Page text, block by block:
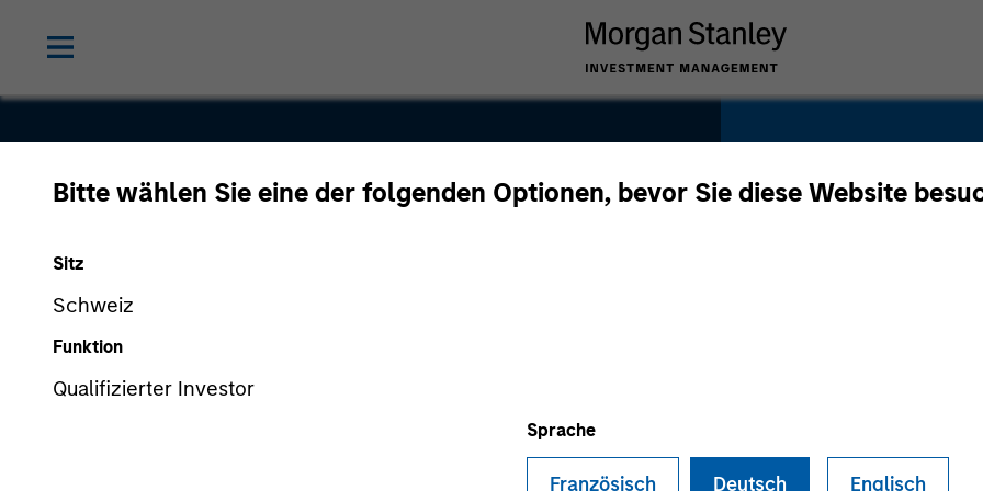
Bitte wählen Sie eine der folgenden Optionen, bevor Sie diese Website
Sitz
Schweiz
Funktion
Qualifizierter Investor
Sprache
Französisch Deutsch Englisch
Consumer